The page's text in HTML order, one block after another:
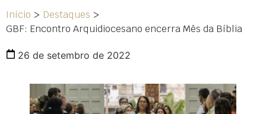
Início > Destaques >
GBF: Encontro Arquidiocesano encerra Mês da Bíblia
26 de setembro de 2022